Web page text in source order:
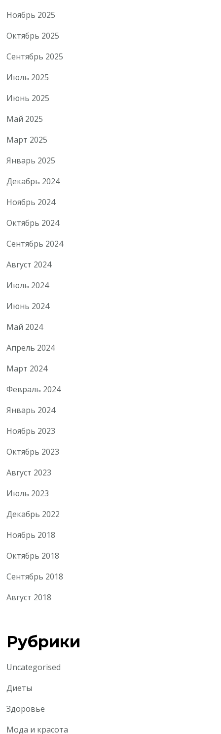
Ноябрь 2025
Октябрь 2025
Сентябрь 2025
Июль 2025
Июнь 2025
Май 2025
Март 2025
Январь 2025
Декабрь 2024
Ноябрь 2024
Октябрь 2024
Сентябрь 2024
Август 2024
Июль 2024
Июнь 2024
Май 2024
Апрель 2024
Март 2024
Февраль 2024
Январь 2024
Ноябрь 2023
Октябрь 2023
Август 2023
Июль 2023
Декабрь 2022
Ноябрь 2018
Октябрь 2018
Сентябрь 2018
Август 2018
Рубрики
Uncategorised
Диеты
Здоровье
Мода и красота